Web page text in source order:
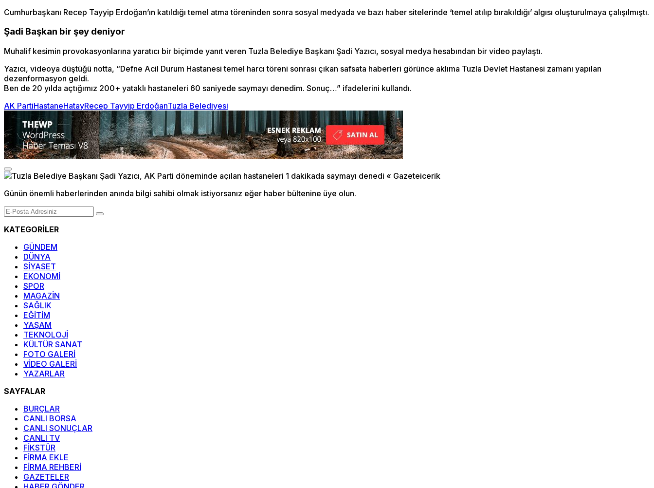
Cumhurbaşkanı Recep Tayyip Erdoğan’ın katıldığı temel atma töreninden sonra sosyal medyada ve bazı haber sitelerinde ‘temel atılıp bırakıldığı’ algısı oluşturulmaya çalışılmıştı.
Şadi Başkan bir şey deniyor
Muhalif kesimin provokasyonlarına yaratıcı bir biçimde yanıt veren Tuzla Belediye Başkanı Şadi Yazıcı, sosyal medya hesabından bir video paylaştı.
Yazıcı, videoya düştüğü notta, “Defne Acil Durum Hastanesi temel harcı töreni sonrası çıkan safsata haberleri görünce aklıma Tuzla Devlet Hastanesi zamanı yapılan
dezenformasyon geldi.
Ben de 20 yılda açtığımız 200+ yataklı hastaneleri 60 saniyede saymayı denedim. Sonuç…” ifadelerini kullandı.
AK PartiHastaneHatayRecep Tayyip ErdoğanTuzla Belediyesi
Günün önemli haberlerinden anında bilgi sahibi olmak istiyorsanız eğer haber bültenine üye olun.
KATEGORİLER
GÜNDEM
DÜNYA
SİYASET
EKONOMİ
SPOR
MAGAZİN
SAĞLIK
EĞİTİM
YAŞAM
TEKNOLOJİ
KÜLTÜR SANAT
FOTO GALERİ
VİDEO GALERİ
YAZARLAR
SAYFALAR
BURÇLAR
CANLI BORSA
CANLI SONUÇLAR
CANLI TV
FİKSTÜR
FİRMA EKLE
FİRMA REHBERİ
GAZETELER